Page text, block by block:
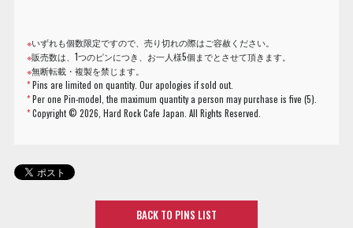
※いずれも個数限定ですので、売り切れの際はご容赦ください。
※販売数は、1つのピンにつき、お一人様5個までとさせて頂きます。
※無断転載・複製を禁じます。
*Pins are limited on quantity. Our apologies if sold out.
*Per one Pin-model, the maximum quantity a person may purchase is five (5).
*Copyright ©2026, Hard Rock Cafe Japan. All Rights Reserved.
BACK TO PINS LIST